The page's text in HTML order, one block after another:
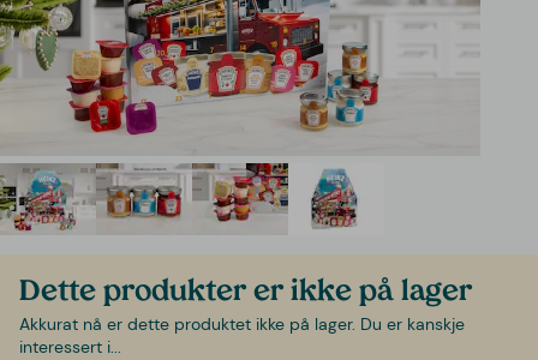
Dette produkter er ikke på lager
Akkurat nå er dette produktet ikke på lager. Du er kanskje
interessert i...